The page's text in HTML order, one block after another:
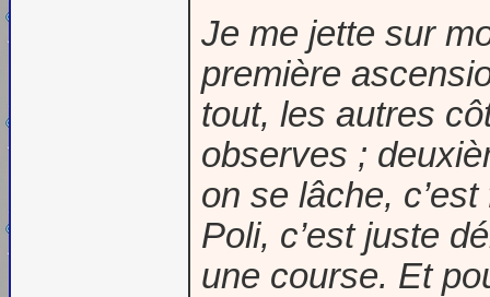
Je me jette sur
première
tout, les autres
observes ;
on se lâche,
Poli, c’est juste
une course. Et